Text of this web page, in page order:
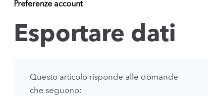
Preferenze account
Esportare dati
Questo articolo risponde alle domande
che seguono: